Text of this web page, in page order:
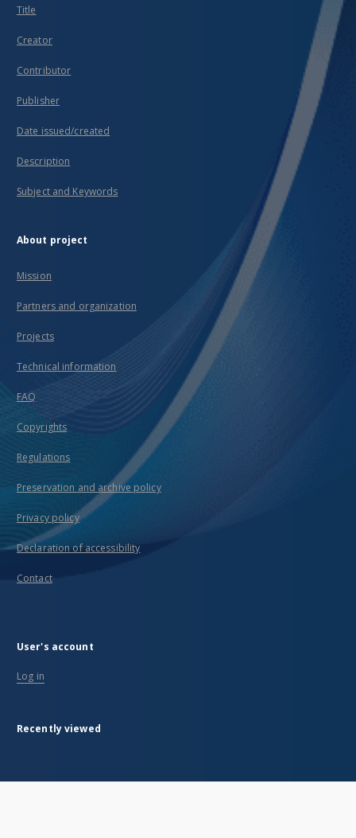
Title
Creator
Contributor
Publisher
Date issued/created
Description
Subject and Keywords
About project
Mission
Partners and organization
Projects
Technical information
FAQ
Copyrights
Regulations
Preservation and archive policy
Privacy policy
Declaration of accessibility
Contact
User's account
Log in
Recently viewed